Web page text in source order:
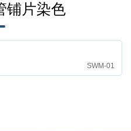
铺片染色
SWM-01